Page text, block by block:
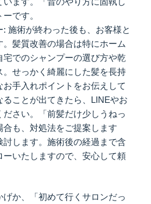
です。
施術が終わった後も、お客様と
髪質改善の場合は特にホーム
でのシャンプーの選び方や乾
せっかく綺麗にした髪を長持
手入れポイントをお伝えして
ことが出てきたら、LINEやお
さい。「前髪だけ少しうねっ
も、対処法をご提案します
討します。施術後の経過まで含
いたしますので、安心して頼
か、「初めて行くサロンだっ